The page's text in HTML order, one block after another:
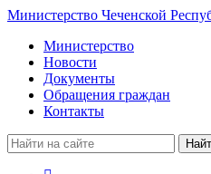
Министерство Чеченской
Министерство
Новости
Документы
Обращения граждан
Контакты